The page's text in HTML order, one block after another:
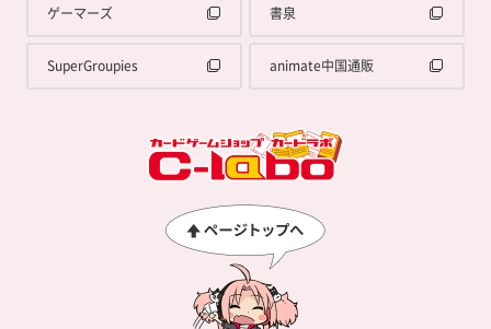
ゲーマーズ 書泉
SuperGroupies animate中国通販